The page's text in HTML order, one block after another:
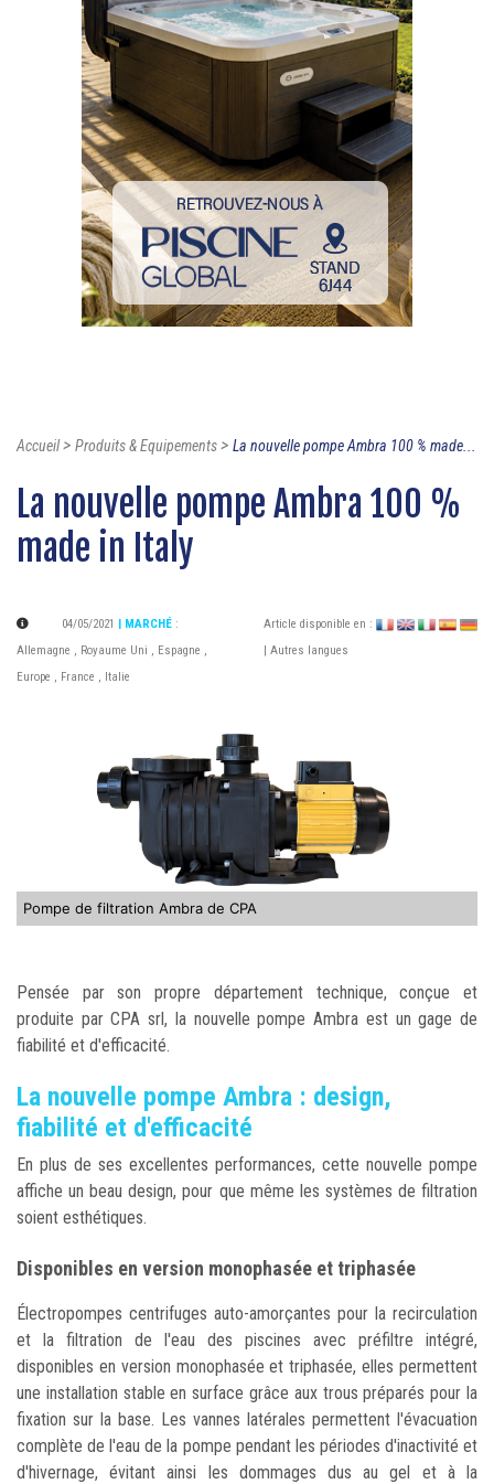
Accueil> Produits & Equipements> La nouvelle pompe Ambra 100 % made...
La nouvelle pompe Ambra 100 %
made in Italy
04/05/2021 | MARCHÉ :
Allemagne , Royaume Uni , Espagne ,
Europe , France , Italie
Article disponible en :
| Autres langues
Pompe de filtration Ambra de CPA
Pensée par son propre département technique, conçue et
produite par CPA srl, la nouvelle pompe Ambra est un gage de
fiabilité et d'efficacité.
La nouvelle pompe Ambra : design,
fiabilité et d'efficacité
En plus de ses excellentes performances, cette nouvelle pompe
affiche un beau design, pour que même les systèmes de filtration
soient esthétiques.
Disponibles en version monophasée et triphasée
Électropompes centrifuges auto-amorçantes pour la recirculation
et la filtration de l'eau des piscines avec préfiltre intégré,
disponibles en version monophasée et triphasée, elles permettent
une installation stable en surface grâce aux trous préparés pour la
fixation sur la base. Les vannes latérales permettent l'évacuation
complète de l'eau de la pompe pendant les périodes d'inactivité et
d'hivernage, évitant ainsi les dommages dus au gel et à la